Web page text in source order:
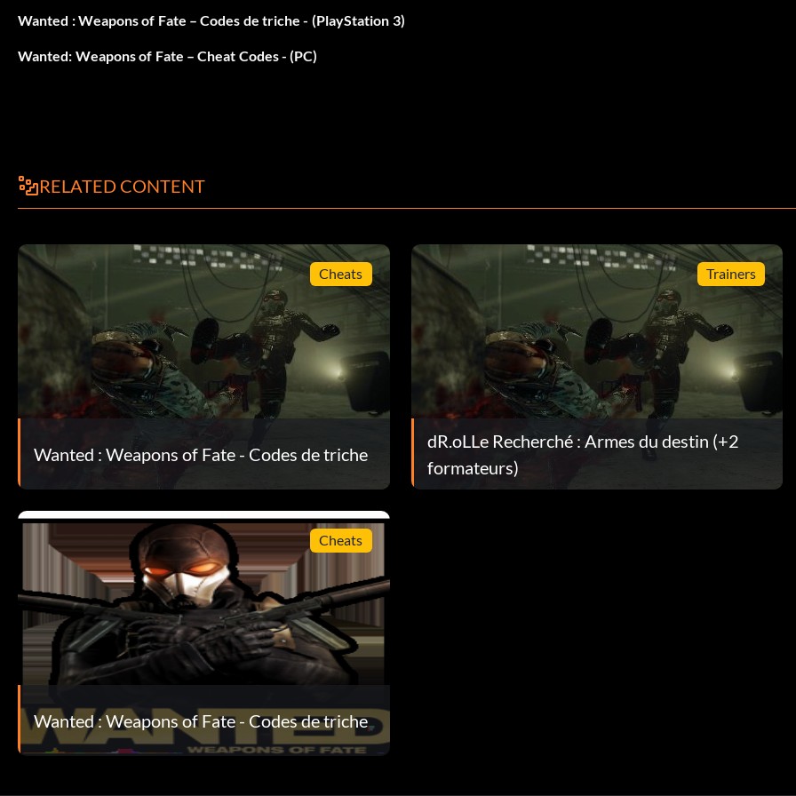
Débloquer « Cauchemar » :
Battez Brummel au cours de la partie.
Débloquez « The Immortal » :
Battez l'Immortel au cours de la partie.
Débloquez le Spider original :
Battez le Spider original au cours de la partie.
Découvrez le russe :
Débloquer le chef du SWAT :
Battez le chef du SWAT au cours de la partie.
Wanted : Weapons of Fate – Codes de triche - (PlayStation 3)
Wanted: Weapons of Fate – Cheat Codes - (PC)
RELATED CONTENT
Cheats
Wanted : Weapons of Fate - Codes de triche
Trainers
dR.oLLe Recherché : Armes du destin (+2
formateurs)
Cheats
Wanted : Weapons of Fate - Codes de triche